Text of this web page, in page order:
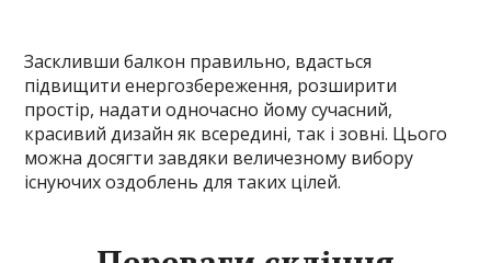
Заскливши балкон правильно, вдасться
підвищити енергозбереження, розширити
простір, надати одночасно йому сучасний,
красивий дизайн як всередині, так і зовні. Цього
можна досягти завдяки величезному вибору
існуючих оздоблень для таких цілей.